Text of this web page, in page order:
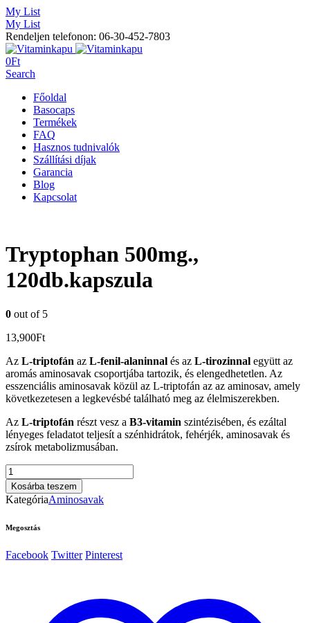
My List
My List
Rendeljen telefonon: 06-30-452-7803
0Ft
Search
Főoldal
Basocaps
Termékek
FAQ
Hasznos tudnivalók
Szállítási díjak
Garancia
Blog
Kapcsolat
Tryptophan 500mg.,
120db.kapszula
0 out of 5
13,900Ft
Az L-triptofán az L-fenil-alaninnal és az L-tirozinnal együtt az
aromás aminosavak csoportjába tartozik, és elengedhetetlen. Az
esszenciális aminosavak közül az L-triptofán az az aminosav, amely
következetesen a legkevésbé található meg az élelmiszerekben.
Az L-triptofán részt vesz a B3-vitamin szintézisében, és ezáltal
lényeges feladatot teljesít a szénhidrátok, fehérjék, aminosavak és
zsírok metabolizmusában.
Tryptophan
500mg.,
120db.kapszula
mennyiség
Kosárba teszem
KategóriaAminosavak
Megosztás
Facebook Twitter Pinterest